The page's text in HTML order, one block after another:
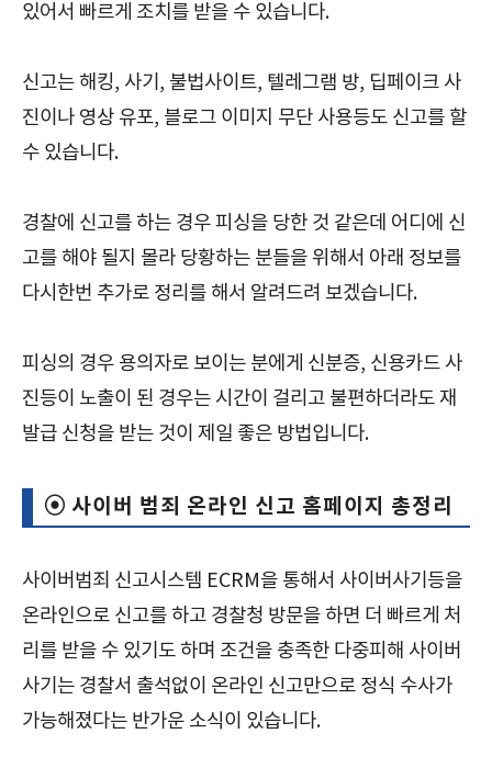
있어서 빠르게 조치를 받을 수 있습니다.
신고는 해킹, 사기, 불법사이트, 텔레그램 방, 딥페이크 사
진이나 영상 유포, 블로그 이미지 무단 사용등도 신고를 할
수 있습니다.
경찰에 신고를 하는 경우 피싱을 당한 것 같은데 어디에 신
고를 해야 될지 몰라 당황하는 분들을 위해서 아래 정보를
다시한번 추가로 정리를 해서 알려드려 보겠습니다.
피싱의 경우 용의자로 보이는 분에게 신분증, 신용카드 사
진등이 노출이 된 경우는 시간이 걸리고 불편하더라도 재
발급 신청을 받는 것이 제일 좋은 방법입니다.
⦿ 사이버 범죄 온라인 신고 홈페이지 총정리
사이버범죄 신고시스템 ECRM을 통해서 사이버사기등을
온라인으로 신고를 하고 경찰청 방문을 하면 더 빠르게 처
리를 받을 수 있기도 하며 조건을 충족한 다중피해 사이버
사기는 경찰서 출석없이 온라인 신고만으로 정식 수사가
가능해졌다는 반가운 소식이 있습니다.